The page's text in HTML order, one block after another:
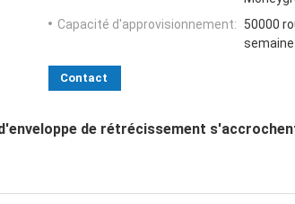
Capacité d'approvisionnement:
50000
semaine
Contact
de rétrécissement